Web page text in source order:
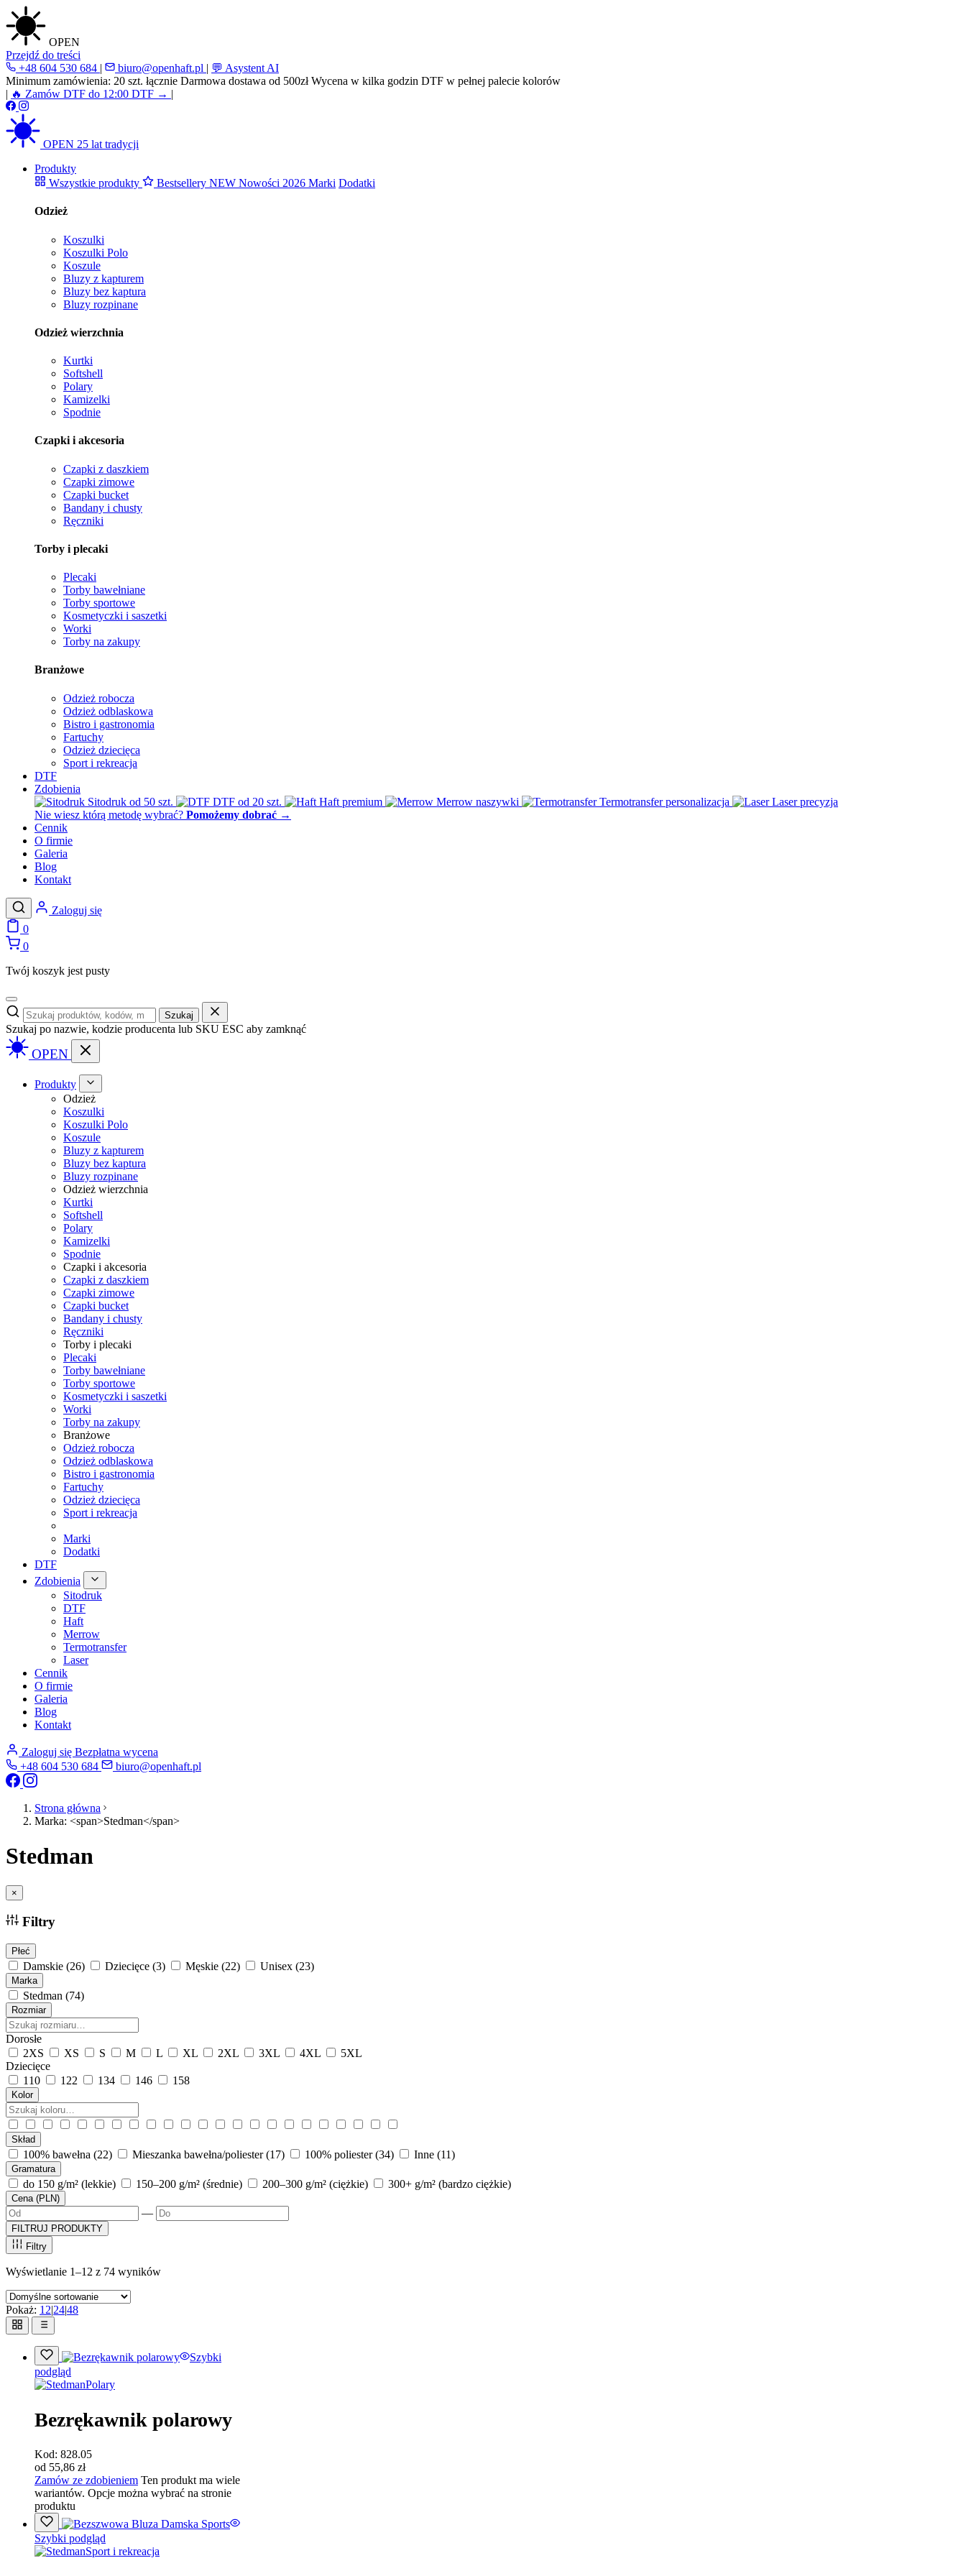
OPEN
Przejdź do treści
+48 604 530 684 | biuro@openhaft.pl | 💬 Asystent AI
Minimum zamówienia: 20 szt. łącznie Darmowa dostawa od 500zł Wycena w kilka godzin DTF w pełnej palecie kolorów
| 🔥 Zamów DTF do 12:00 DTF → |
OPEN 25 lat tradycji
Produkty
Wszystkie produkty
Bestsellery NEW Nowości 2026 Marki Dodatki
Odzież
Koszulki
Koszulki Polo
Koszule
Bluzy z kapturem
Bluzy bez kaptura
Bluzy rozpinane
Odzież wierzchnia
Kurtki
Softshell
Polary
Kamizelki
Spodnie
Czapki i akcesoria
Czapki z daszkiem
Czapki zimowe
Czapki bucket
Bandany i chusty
Ręczniki
Torby i plecaki
Plecaki
Torby bawełniane
Torby sportowe
Kosmetyczki i saszetki
Worki
Torby na zakupy
Branżowe
Odzież robocza
Odzież odblaskowa
Bistro i gastronomia
Fartuchy
Odzież dziecięca
Sport i rekreacja
DTF
Zdobienia
Sitodruk od 50 szt. DTF od 20 szt. Haft premium Merrow naszywki Termotransfer personalizacja Laser precyzja
Nie wiesz którą metodę wybrać? Pomożemy dobrać →
Cennik
O firmie
Galeria
Blog
Kontakt
Zaloguj się
0
0
Twój koszyk jest pusty
Szukaj
Szukaj po nazwie, kodzie producenta lub SKU ESC aby zamknąć
OPEN
Produkty
Odzież
Koszulki
Koszulki Polo
Koszule
Bluzy z kapturem
Bluzy bez kaptura
Bluzy rozpinane
Odzież wierzchnia
Kurtki
Softshell
Polary
Kamizelki
Spodnie
Czapki i akcesoria
Czapki z daszkiem
Czapki zimowe
Czapki bucket
Bandany i chusty
Ręczniki
Torby i plecaki
Plecaki
Torby bawełniane
Torby sportowe
Kosmetyczki i saszetki
Worki
Torby na zakupy
Branżowe
Odzież robocza
Odzież odblaskowa
Bistro i gastronomia
Fartuchy
Odzież dziecięca
Sport i rekreacja
Marki
Dodatki
DTF
Zdobienia
Sitodruk
DTF
Haft
Merrow
Termotransfer
Laser
Cennik
O firmie
Galeria
Blog
Kontakt
Zaloguj się Bezpłatna wycena
+48 604 530 684
biuro@openhaft.pl
Strona główna
Marka: <span>Stedman</span>
Stedman
×
Filtry
Płeć
Damskie (26) Dziecięce (3) Męskie (22) Unisex (23)
Marka
Stedman (74)
Rozmiar
Dorosłe
2XS
XS S M L XL 2XL 3XL 4XL
5XL
Dziecięce
110
122 134 146 158
Kolor
Skład
100% bawełna (22) Mieszanka bawełna/poliester (17) 100% poliester (34) Inne (11)
Gramatura
do 150 g/m² (lekkie) 150–200 g/m² (średnie) 200–300 g/m² (ciężkie) 300+ g/m² (bardzo ciężkie)
Cena (PLN)
—
FILTRUJ PRODUKTY
Filtry
Wyświetlanie 1–12 z 74 wyników
Pokaż: 12|24|48
Szybki
podgląd
Polary
Bezrękawnik polarowy
Kod: 828.05
od 55,86 zł
Zamów ze zdobieniem Ten produkt ma wiele
wariantów. Opcje można wybrać na stronie
produktu
Szybki podgląd
Sport i rekreacja